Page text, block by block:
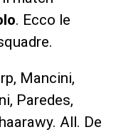
. Ecco le
Mancini,
Paredes,
All. De